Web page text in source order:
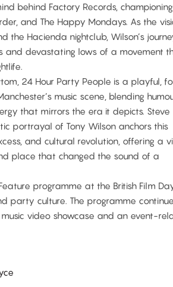
behind Factory Records,
and The Happy Mondays. As the
the Hacienda nightclub, Wilson’s
and devastating lows of a movement
24 Hour Party People is a playful,
music scene, blending
that mirrors the era it depicts. Steve
portrayal of Tony Wilson anchors this
and cultural revolution, offering a
place that changed the sound of a
programme at the British Film
party culture. The programme
video showcase and an event-